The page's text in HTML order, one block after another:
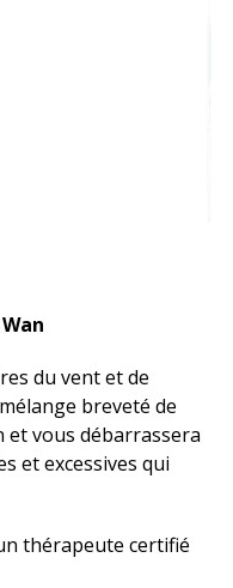
du vent et de
breveté de
vous débarrassera
et excessives qui
thérapeute certifié